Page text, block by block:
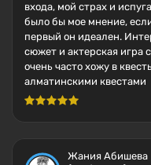
входа, мой страх и
было бы мое мнение,
первый он идеален.
сюжет и актерская игра
очень часто хожу в
алматинскими квестами
Жания Абишева